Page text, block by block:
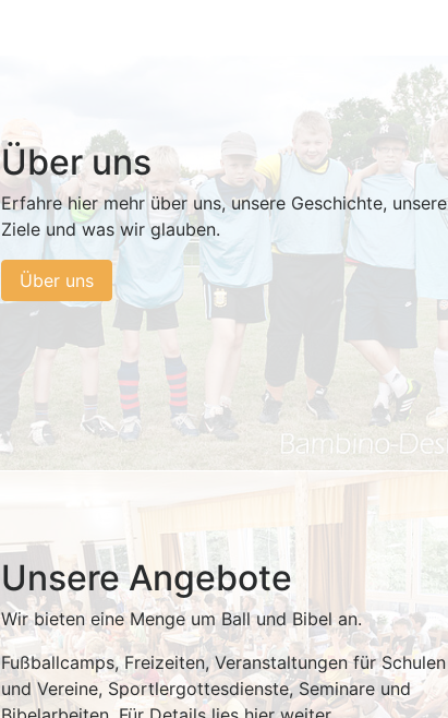
Über uns
Erfahre hier mehr über uns, unsere Geschichte, unsere
Ziele und was wir glauben.
Über uns
Unsere Angebote
Wir bieten eine Menge um Ball und Bibel an.
Fußballcamps, Freizeiten, Veranstaltungen für Schulen
und Vereine, Sportlergottesdienste, Seminare und